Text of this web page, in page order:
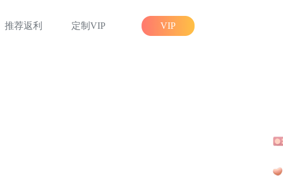
推荐返利 定制VIP VIP